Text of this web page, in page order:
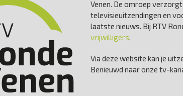
Venen. De omroep
televisieuitzendingen en
laatste nieuws. Bij RTV
vrijwilligers.
Via deze website kan je
Benieuwd naar onze tv-